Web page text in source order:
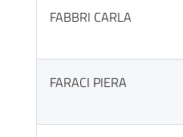
FABBRI CARLA
FARACI PIERA